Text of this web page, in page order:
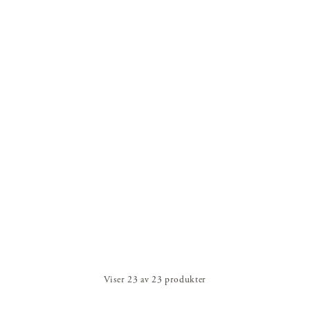
Viser 23 av 23 produkter